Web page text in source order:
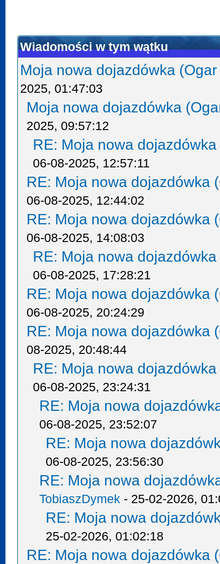
Wiadomości w tym wątku
Moja nowa dojazdówka
2025, 01:47:03
Moja nowa dojazdówka
2025, 09:57:12
RE: Moja nowa
06-08-2025, 12:57:11
RE: Moja nowa dojazdówka
06-08-2025, 12:44:02
RE: Moja nowa dojazdówka
06-08-2025, 14:08:03
RE: Moja nowa
06-08-2025, 17:28:21
RE: Moja nowa dojazdówka
06-08-2025, 20:24:29
RE: Moja nowa dojazdówka
08-2025, 20:48:44
RE: Moja nowa
06-08-2025, 23:24:31
RE: Moja nowa
06-08-2025, 23:52:07
RE: Moja nowa
06-08-2025, 23:56:30
RE: Moja nowa
TobiaszDymek - 25-02-2026,
RE: Moja nowa
25-02-2026, 01:02:18
RE: Moja nowa dojazdówka